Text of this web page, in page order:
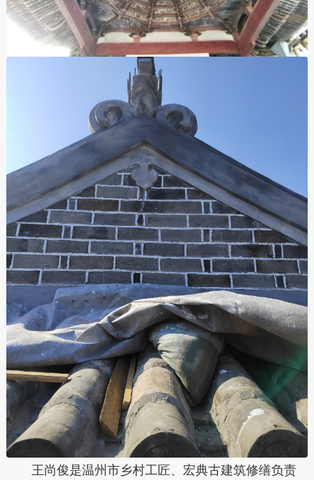
王尚俊是温州市乡村工匠、宏典古建筑修缮负责